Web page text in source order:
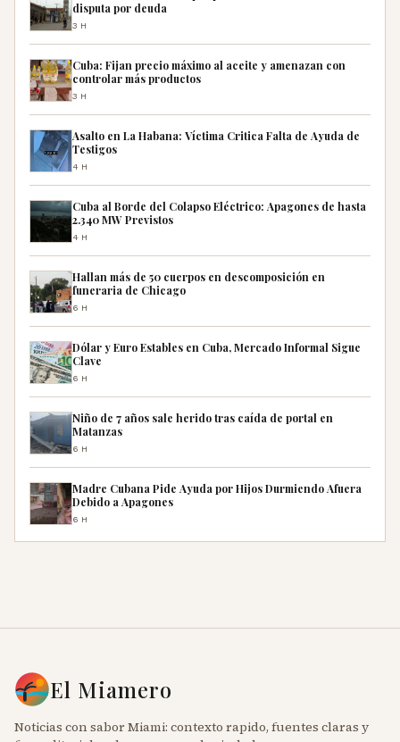
disputa por deuda
3H
Cuba: Fijan precio máximo al aceite y amenazan con
controlar más productos
3H
Asalto en La Habana: Víctima Critica Falta de Ayuda de
Testigos
4H
Cuba al Borde del Colapso Eléctrico: Apagones de hasta
2.340 MW Previstos
4H
Hallan más de 50 cuerpos en descomposición en
funeraria de Chicago
6H
Dólar y Euro Estables en Cuba, Mercado Informal Sigue
Clave
6H
Niño de 7 años sale herido tras caída de portal en
Matanzas
6H
Madre Cubana Pide Ayuda por Hijos Durmiendo Afuera
Debido a Apagones
6H
El Miamero
Noticias con sabor Miami: contexto rapido, fuentes claras y